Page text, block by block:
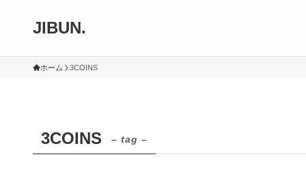
JIBUN.
ホーム 3COINS
3COINS – tag –